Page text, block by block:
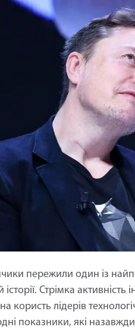
пережили один із
Стрімка
користь лідерів
показники, які